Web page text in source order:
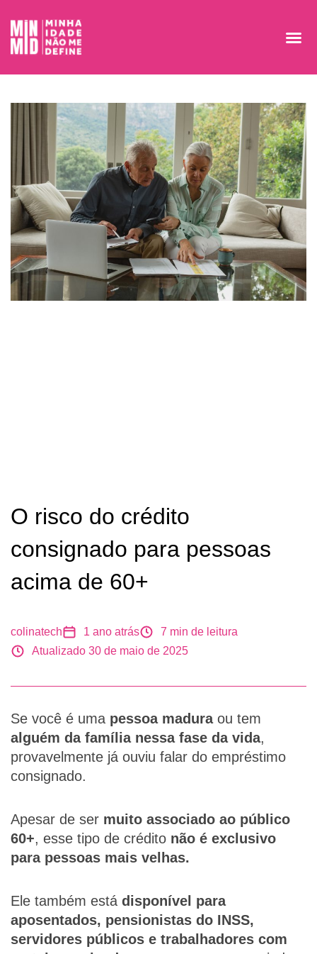
O risco do crédito
consignado para pessoas
acima de 60+
colinatech 1 ano atrás 7 min de leitura
Atualizado 30 de maio de 2025
Se você é uma pessoa maduraou tem
alguém da família nessa fase da vida,
provavelmente já ouviu falar do empréstimo
consignado.
Apesar de ser muito associado ao público
60+, esse tipo de crédito não é exclusivo
para pessoas mais velhas.
Ele também está disponível para
aposentados, pensionistas do INSS,
servidores públicos e trabalhadores com